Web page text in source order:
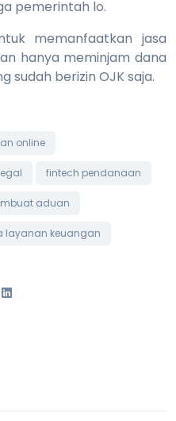
pemerintah lo.
memanfaatkan jasa
hanya meminjam dana
sudah berizin OJK saja.
online
fintech pendanaan
aduan
layanan keuangan